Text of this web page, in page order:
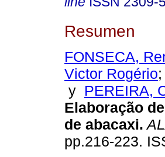
Resumen
FONSECA,
Victor Rogério;
y PEREIRA,
Elaboração
de abacaxi.
pp.216-223.